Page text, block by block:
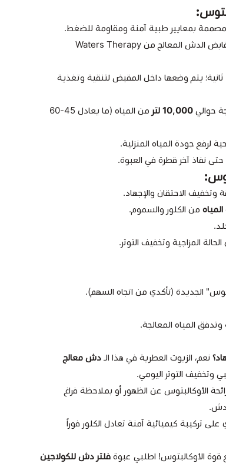
بمعايير طبية آمنة ومقاومة للضغط.
حجم متوافق تماماً للتركيب داخل مقابض الدش المعالج من Waters Therapy
استبدال يدوي بسيط لا يتجاوز 30 ثانية؛ يتم وضعها داخل المقبض لتنقية وتغذية
حوالي 10,000 لتر
من المياه (ما يعادل 45-60
جودة المياه المنزلية.
حتى نفاذ آخر قطرة في العبوة.
وتخفيف الاحتقان والإجهاد.
من الكلور والسموم.
المزاجية وتخفيف التوتر.
الجديدة (تأكدي من اتجاه السهم).
وتدفق المياه المعالجة.
نعم، الزيوت العطرية في هذا الـ دش معالج
وتخفيف التوتر اليومي.
الأوكالبتوس عن الظهور أو بملاحظة فراغ
على تركيبة كيميائية آمنة تعادل الكلور فوراً
الأوكالبتوس! اطلبي عبوة فلتر دش للكولاجين